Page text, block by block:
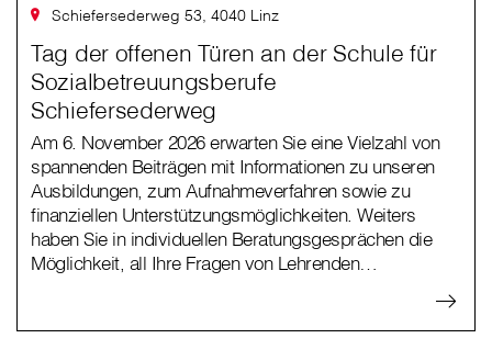
Schiefersederweg 53, 4040 Linz
Tag der offenen Türen an der Schule für
Sozialbetreuungsberufe
Schiefersederweg
Am 6. November 2026 erwarten Sie eine Vielzahl von
spannenden Beiträgen mit Informationen zu unseren
Ausbildungen, zum Aufnahmeverfahren sowie zu
finanziellen Unterstützungsmöglichkeiten. Weiters
haben Sie in individuellen Beratungsgesprächen die
Möglichkeit, all Ihre Fragen von Lehrenden…